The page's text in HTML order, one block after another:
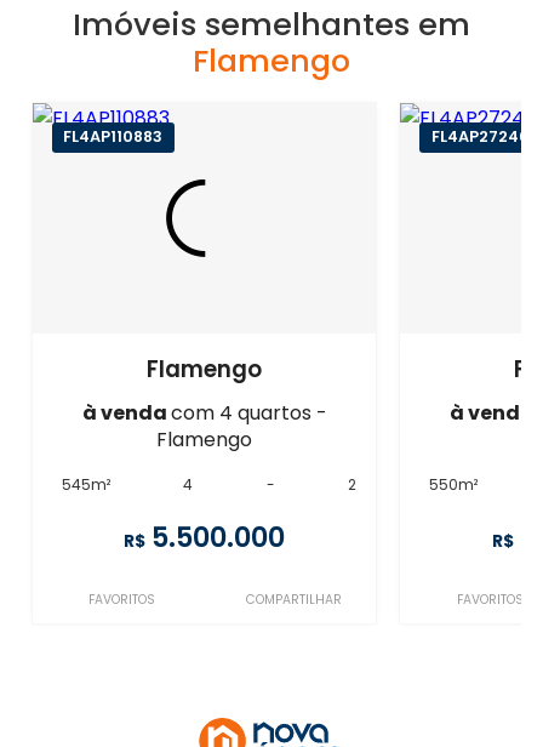
Imóveis semelhantes em
Flamengo
FL4AP110883
Flamengo
à vendacom 4 quartos -
Flamengo
545m² 4 - 2
R$ 5.500.000
FAVORITOS COMPARTILHAR
FL4AP27246
à venda
550m²
R$
FAVORITOS